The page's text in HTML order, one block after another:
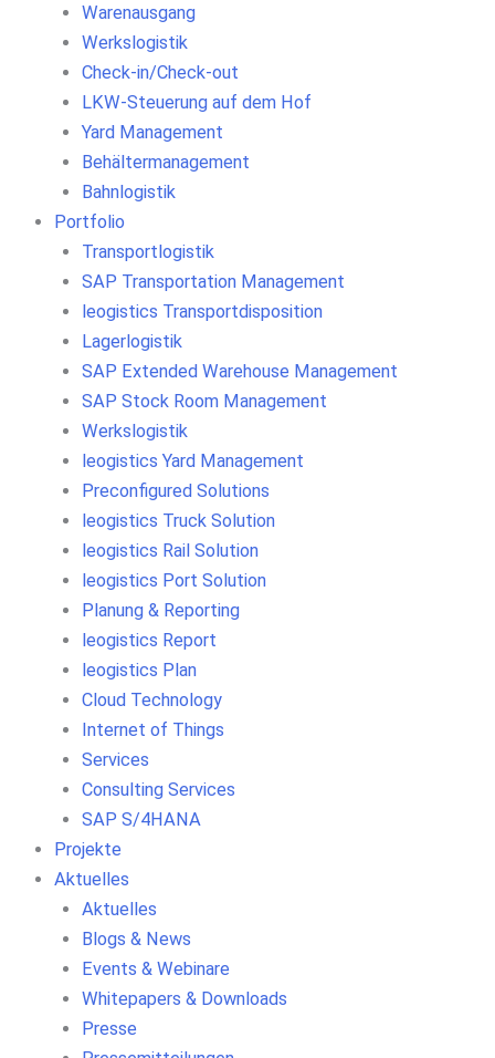
Warenausgang
Werkslogistik
Check-in/Check-out
LKW-Steuerung auf dem Hof
Yard Management
Behältermanagement
Bahnlogistik
Portfolio
Transportlogistik
SAP Transportation Management
leogistics Transportdisposition
Lagerlogistik
SAP Extended Warehouse Management
SAP Stock Room Management
Werkslogistik
leogistics Yard Management
Preconfigured Solutions
leogistics Truck Solution
leogistics Rail Solution
leogistics Port Solution
Planung & Reporting
leogistics Report
leogistics Plan
Cloud Technology
Internet of Things
Services
Consulting Services
SAP S/4HANA
Projekte
Aktuelles
Aktuelles
Blogs & News
Events & Webinare
Whitepapers & Downloads
Presse